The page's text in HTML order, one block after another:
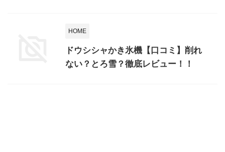
HOME
ドウシシャかき氷機【口コミ】削れ
ない？とろ雪？徹底レビュー！！